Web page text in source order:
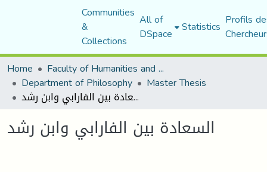
Communities
&
Collections
All of
DSpace Statistics Profils
Home
Faculty of Humanities and Social Sciences
Department of Philosophy Master Thesis
السعادة بين الفارابي وابن رشد
السعادة بين الفارابي وابن رشد